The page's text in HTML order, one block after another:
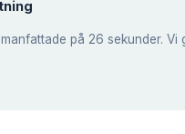
på 26 sekunder.